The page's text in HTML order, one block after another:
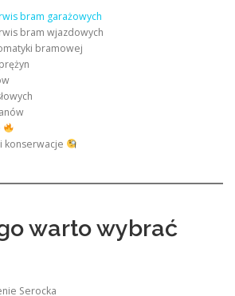
bram garażowych
bram wjazdowych
bramowej
konserwacje
warto wybrać
Serocka